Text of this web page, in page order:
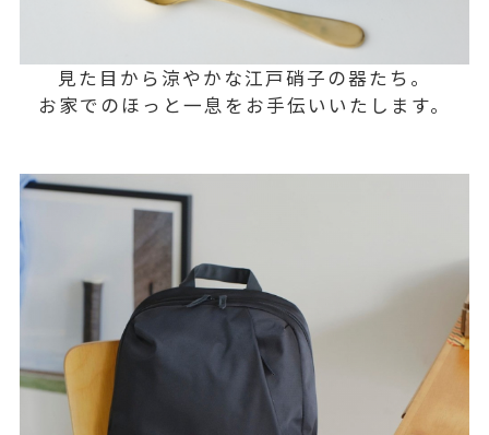
見た目から涼やかな江戸硝子の器たち。
お家でのほっと一息をお手伝いいたします。